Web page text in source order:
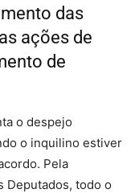
das
ações de
de
o despejo
o inquilino estiver
Pela
Deputados, todo o